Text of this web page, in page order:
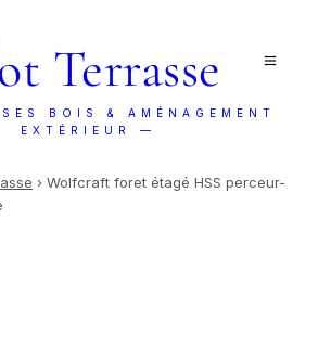
Terrasse
BOIS & AMÉNAGEMENT
EXTÉRIEUR —
› Wolfcraft foret étagé HSS perceur-